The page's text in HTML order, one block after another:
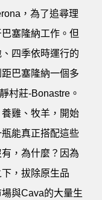
，為了追尋理
塞隆納工作。但
四季依時運行的
巴塞隆納一個多
村莊-Bonastre。
雞、牧羊，開始
能真正搭配這些
，為什麼？因為
，拔除原生品
與Cava的大量生